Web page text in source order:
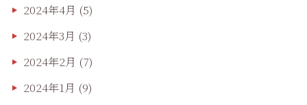
2024年4月 (5)
2024年3月 (3)
2024年2月 (7)
2024年1月 (9)